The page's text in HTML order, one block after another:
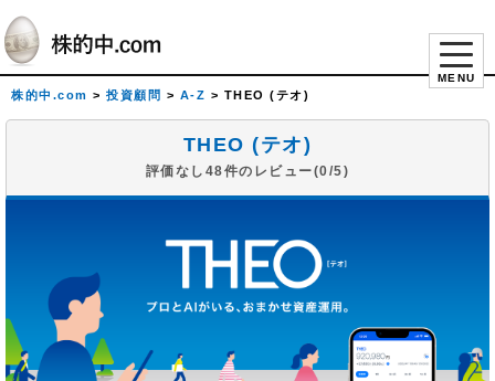
MENU
株的中.com > 投資顧問 > A-Z > THEO (テオ)
THEO (テオ)
評価なし48件のレビュー(0/5)